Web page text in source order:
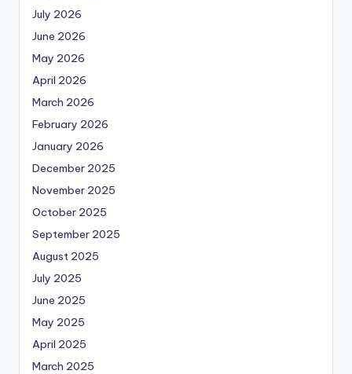
July 2026
June 2026
May 2026
April 2026
March 2026
February 2026
January 2026
December 2025
November 2025
October 2025
September 2025
August 2025
July 2025
June 2025
May 2025
April 2025
March 2025